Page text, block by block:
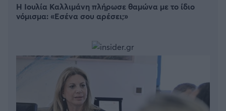
Η Ιουλία Καλλιμάνη πλήρωσε θαμώνα με το ίδιο
νόμισμα: «Εσένα σου αρέσει;»